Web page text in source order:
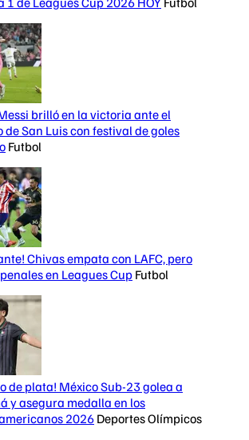
brilló en la victoria ante el
de San Luis con festival de goles
Futbol
Chivas empata con LAFC, pero
en Leagues Cup Futbol
de plata! México Sub-23 golea a
y asegura medalla en los
2026 Deportes Olímpicos